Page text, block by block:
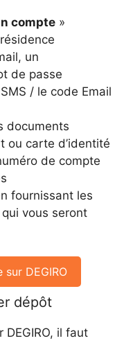
compte »
un
de passe
/ le code Email
documents
ou carte d’identité
de compte
fournissant les
vous seront
DEGIRO
dépôt
il faut